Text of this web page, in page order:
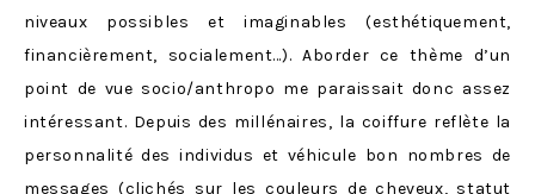
niveaux possibles et imaginables (esthétiquement,
financièrement, socialement…). Aborder ce thème d’un
point de vue socio/anthropo me paraissait donc assez
intéressant. Depuis des millénaires, la coiffure reflète la
personnalité des individus et véhicule bon nombres de
messages (clichés sur les couleurs de cheveux, statut